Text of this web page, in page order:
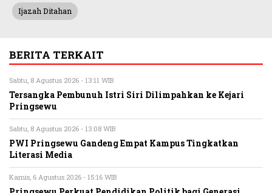
Ijazah Ditahan
BERITA TERKAIT
Sabtu, 8 Agustus 2026 - 13:11 WIB
Tersangka Pembunuh Istri Siri Dilimpahkan ke Kejari
Pringsewu
Sabtu, 8 Agustus 2026 - 13:08 WIB
PWI Pringsewu Gandeng Empat Kampus Tingkatkan
Literasi Media
Kamis, 6 Agustus 2026 - 15:16 WIB